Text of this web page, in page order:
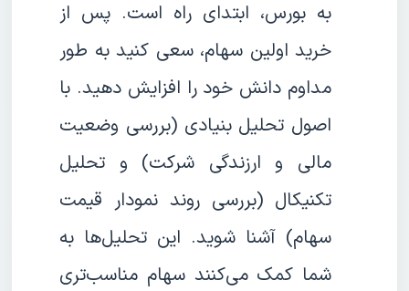
به بورس، ابتدای راه است. پس از
خرید اولین سهام، سعی کنید به طور
مداوم دانش خود را افزایش دهید. با
اصول تحلیل بنیادی (بررسی وضعیت
مالی و ارزندگی شرکت) و تحلیل
تکنیکال (بررسی روند نمودار قیمت
سهام) آشنا شوید. این تحلیل‌ها به
شما کمک می‌کنند سهام مناسب‌تری